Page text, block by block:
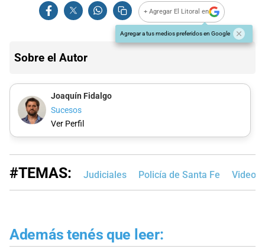
+ Agregar El Litoral en
Agregar a tus medios preferidos en Google
Sobre el Autor
Joaquín Fidalgo
Sucesos
Ver Perfil
#TEMAS: Judiciales Policía de Santa Fe Videos
Además tenés que leer: